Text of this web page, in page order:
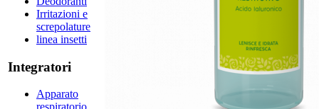
Irritazioni e
screpolature
linea insetti
Integratori
Apparato